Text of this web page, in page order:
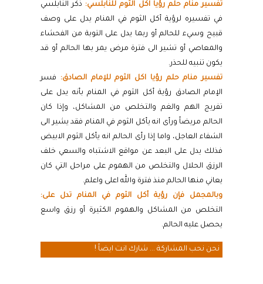
تفسير منام حلم رؤيا اكل الثوم للنابلسي: ذكر النابلسي
في تفسيره لرؤية أكل الثوم في المنام يدل على وصف
قبيح وسيء للحالم أو ربما يدل على التوبة من الفحشاء
والمعاصي أو تشير الى فترة مرض يمر بها الحالم أو قد
يكون تنبيه للحذر.
تفسير منام حلم رؤيا اكل الثوم للإمام الصادق: فسر
الإمام الصادق رؤية أكل الثوم في المنام بأنه يدل على
تفريج الهم والغم والتخلص من المشاكل، وإذا كان
الحالم مريضاً ورأى انه يأكل الثوم في المنام فقد يشير الى
الشفاء العاجل، واما إذا رأى الحالم انه يأكل الثوم الابيض
فذلك يدل على البعد عن مواقع الاشتباه والسعي خلف
الرزق الحلال والتخلص من الهموم على مراحل التي كان
يعاني منها الحالم منذ فترة والله اعلى واعلم.
وبالمجمل فإن رؤية أكل الثوم في المنام تدل على:
التخلص من المشاكل والهموم الكثيرة أو رزق واسع
يحصل عليه الحالم.
نحن نحب المشاركة ... شارك انت ايضاً !